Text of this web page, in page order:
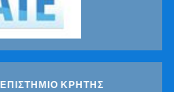
ΚΡΗΤΗΣ